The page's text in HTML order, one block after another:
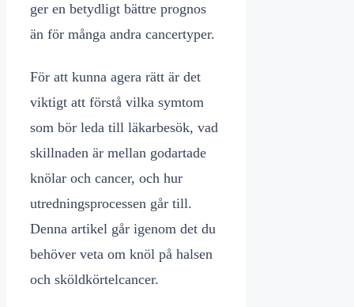
ger en betydligt bättre prognos
än för många andra cancertyper.
För att kunna agera rätt är det
viktigt att förstå vilka symtom
som bör leda till läkarbesök, vad
skillnaden är mellan godartade
knölar och cancer, och hur
utredningsprocessen går till.
Denna artikel går igenom det du
behöver veta om knöl på halsen
och sköldkörtelcancer.